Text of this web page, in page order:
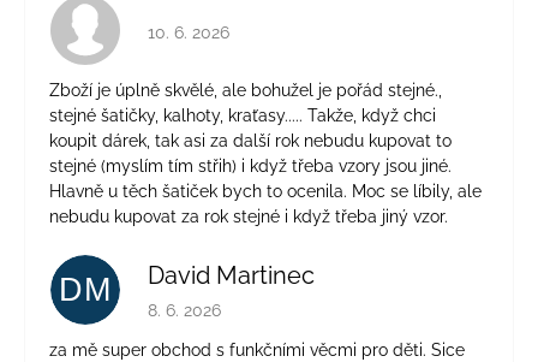
Hodnocení obchodu je 4 z 5 hvězdiček.
10. 6. 2026
Zboží je úplně skvělé, ale bohužel je pořád stejné.,
stejné šatičky, kalhoty, kraťasy..... Takže, když chci
koupit dárek, tak asi za další rok nebudu kupovat to
stejné (myslím tím střih) i když třeba vzory jsou jiné.
Hlavně u těch šatiček bych to ocenila. Moc se líbily, ale
nebudu kupovat za rok stejné i když třeba jiný vzor.
DM David Martinec
Hodnocení obchodu je 5 z 5 hvězdiček.
8. 6. 2026
za mě super obchod s funkčními věcmi pro děti. Sice